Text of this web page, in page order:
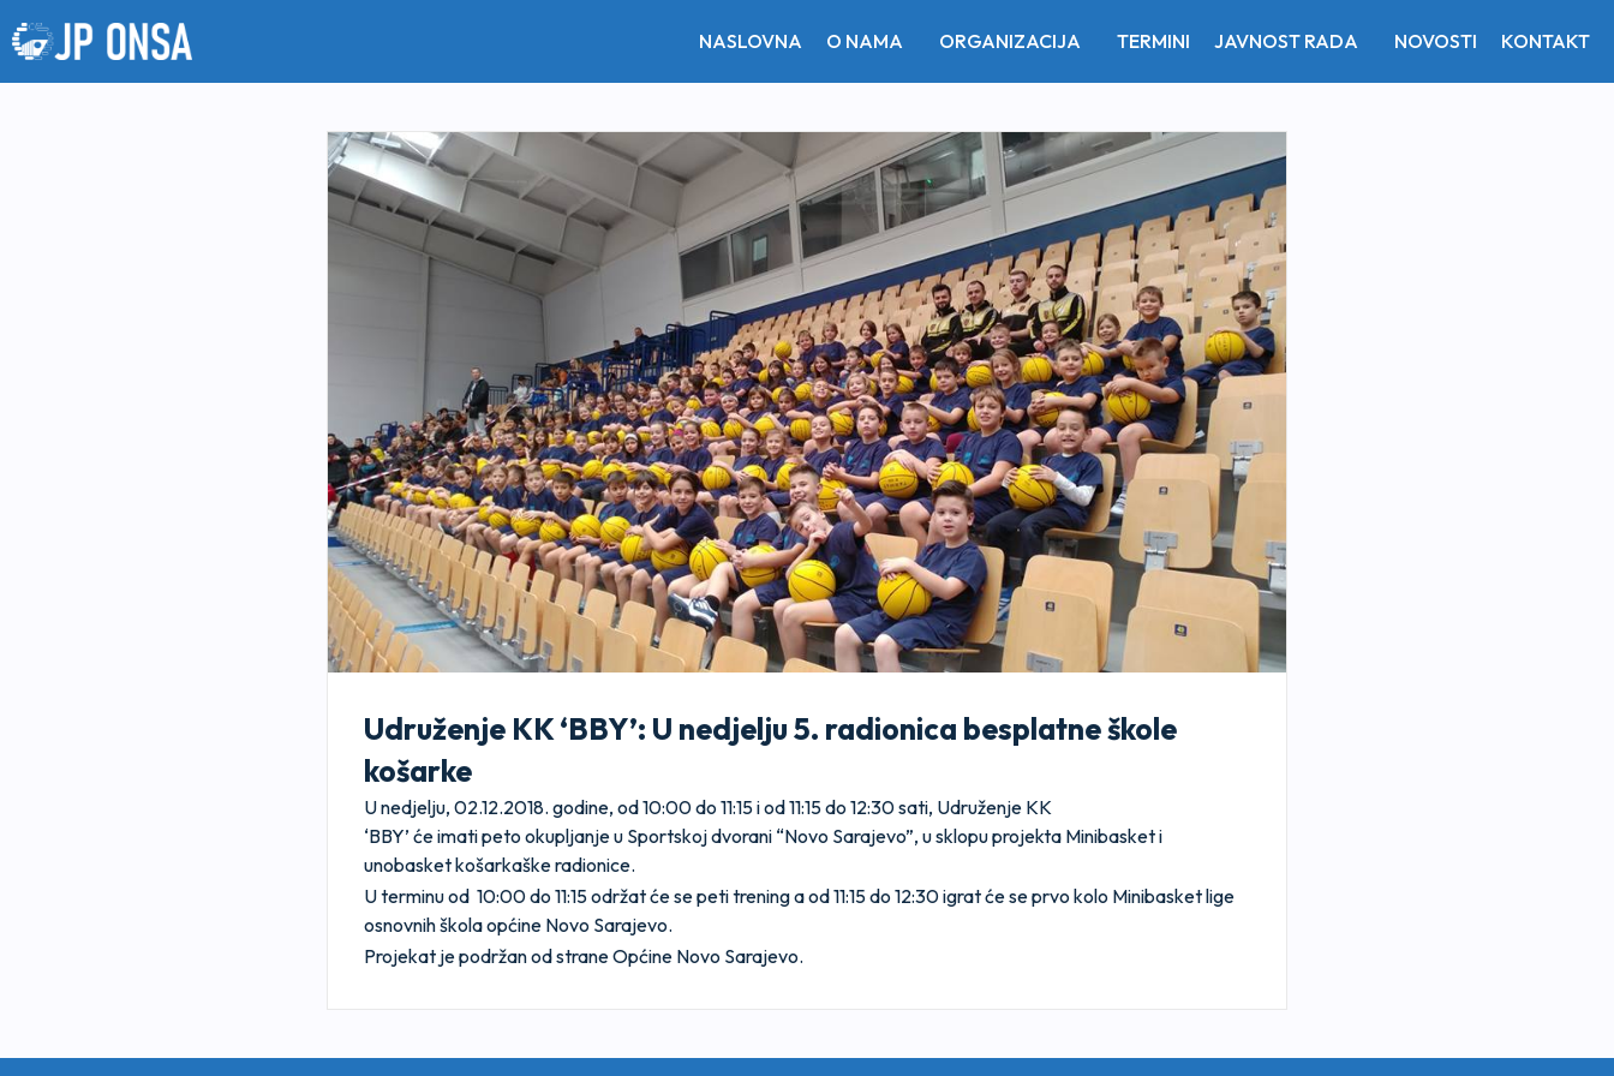
NASLOVNA O NAMA ORGANIZACIJA TERMINI JAVNOST RADA NOVOSTI KONTAKT
Udruženje KK ‘BBY’: U nedjelju 5. radionica besplatne škole
košarke
U nedjelju, 02.12.2018. godine, od 10:00 do 11:15 i od 11:15 do 12:30 sati, Udruženje KK
‘BBY’ će imati peto okupljanje u Sportskoj dvorani “Novo Sarajevo”, u sklopu projekta Minibasket i
unobasket košarkaške radionice.
U terminu od 10:00 do 11:15 održat će se peti trening a od 11:15 do 12:30 igrat će se prvo kolo Minibasket lige
osnovnih škola općine Novo Sarajevo.
Projekat je podržan od strane Općine Novo Sarajevo.